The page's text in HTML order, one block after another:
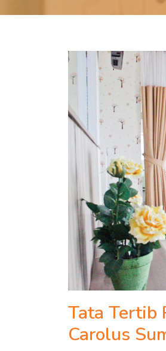
Tata Tertib
Carolus